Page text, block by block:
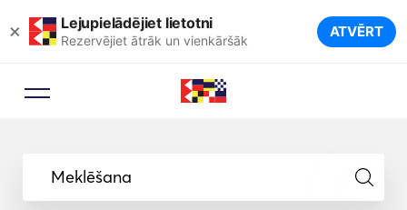
× Lejupielādējiet lietotni
Rezervējiet ātrāk un vienkāršāk ATVĒRT
Meklēšana